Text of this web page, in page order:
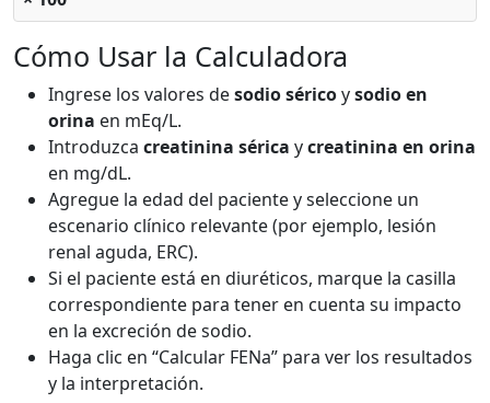
Cómo Usar la Calculadora
Ingrese los valores desodio séricoysodio en
orina en mEq/L.
Introduzca creatinina sérica ycreatinina en orina
en mg/dL.
Agregue la edad del paciente y seleccione un
escenario clínico relevante (por ejemplo, lesión
renal aguda, ERC).
Si el paciente está en diuréticos, marque la casilla
correspondiente para tener en cuenta su impacto
en la excreción de sodio.
Haga clic en “Calcular FENa” para ver los resultados
y la interpretación.